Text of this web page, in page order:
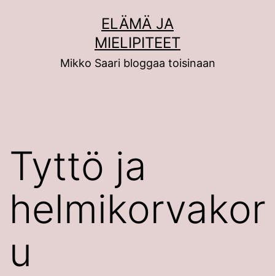
ELÄMÄ JA
MIELIPITEET
Mikko Saari bloggaa toisinaan
Tyttö ja
helmikorvakor
u